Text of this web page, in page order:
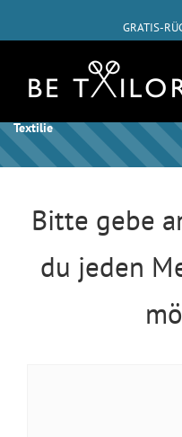
GRATIS-
✓ABHOLUNG
Textilie
Bitte gebe
du jeden